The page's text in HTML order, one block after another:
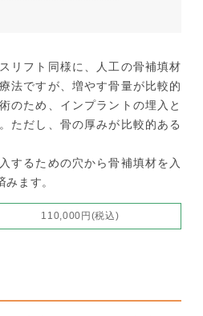
リフト同様に、人工の骨補填材
法ですが、増やす骨量が比較的
のため、インプラントの埋入と
ただし、骨の厚みが比較的ある
するための穴から骨補填材を入
ます。
110,000円(税込)